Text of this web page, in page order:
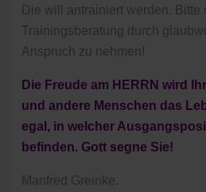
Die will antrainiert werden. Bitte
Trainingsberatung durch
Anspruch zu nehmen!
Die Freude am HERRN wird
und andere Menschen das
egal, in welcher
befinden. Gott segne Sie!
Manfred Greinke.